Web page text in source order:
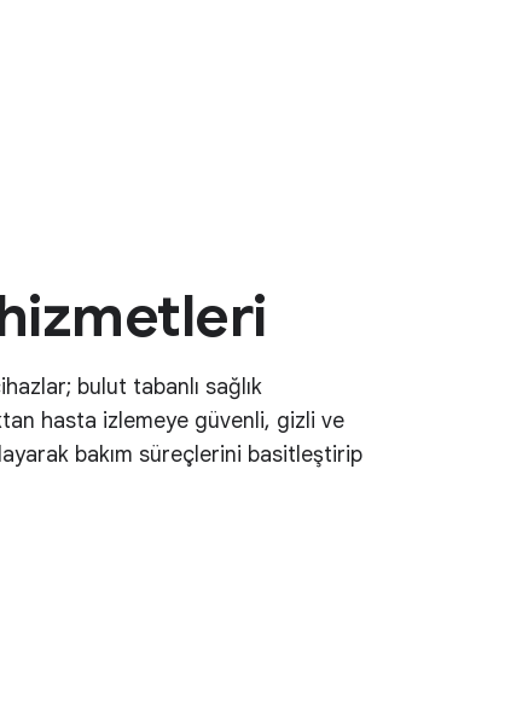
bulut tabanlı sağlık
hasta izlemeye güvenli, gizli ve
bakım süreçlerini basitleştirip